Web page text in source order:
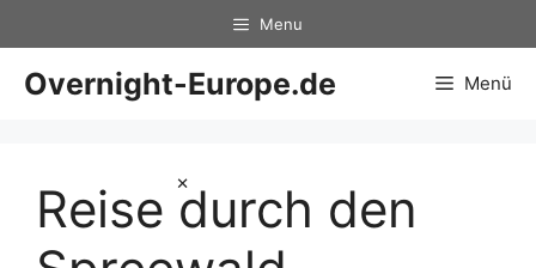
×
Inhalt
springen
Menu
Overnight-Europe.de Menü
Reise durch den